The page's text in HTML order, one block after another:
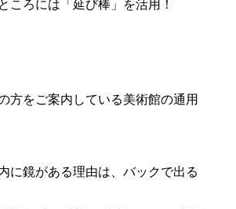
ころには「延び棒」を活用！
方をご案内している美術館の通用
に鏡がある理由は、バックで出る